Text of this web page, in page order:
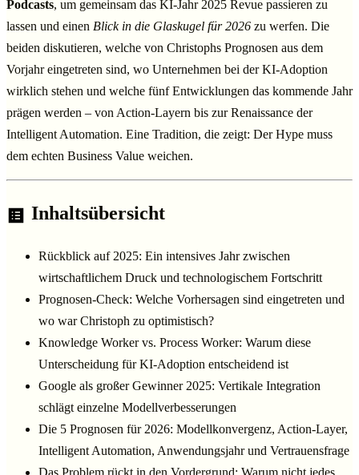
Podcasts, um gemeinsam das KI-Jahr 2025 Revue passieren zu
lassen und einen Blick in die Glaskugel für 2026 zu werfen. Die
beiden diskutieren, welche von Christophs Prognosen aus dem
Vorjahr eingetreten sind, wo Unternehmen bei der KI-Adoption
wirklich stehen und welche fünf Entwicklungen das kommende Jahr
prägen werden – von Action-Layern bis zur Renaissance der
Intelligent Automation. Eine Tradition, die zeigt: Der Hype muss
dem echten Business Value weichen.
Inhaltsübersicht
Rückblick auf 2025: Ein intensives Jahr zwischen
wirtschaftlichem Druck und technologischem Fortschritt
Prognosen-Check: Welche Vorhersagen sind eingetreten und
wo war Christoph zu optimistisch?
Knowledge Worker vs. Process Worker: Warum diese
Unterscheidung für KI-Adoption entscheidend ist
Google als großer Gewinner 2025: Vertikale Integration
schlägt einzelne Modellverbesserungen
Die 5 Prognosen für 2026: Modellkonvergenz, Action-Layer,
Intelligent Automation, Anwendungsjahr und Vertrauensfrage